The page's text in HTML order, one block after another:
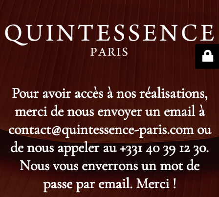
Pour avoir accès à nos réalisations,
merci de nous envoyer un email à
contact@quintessence-paris.com ou
de nous appeler au +331 40 39 12 30.
Nous vous enverrons un mot de
passe par email. Merci !